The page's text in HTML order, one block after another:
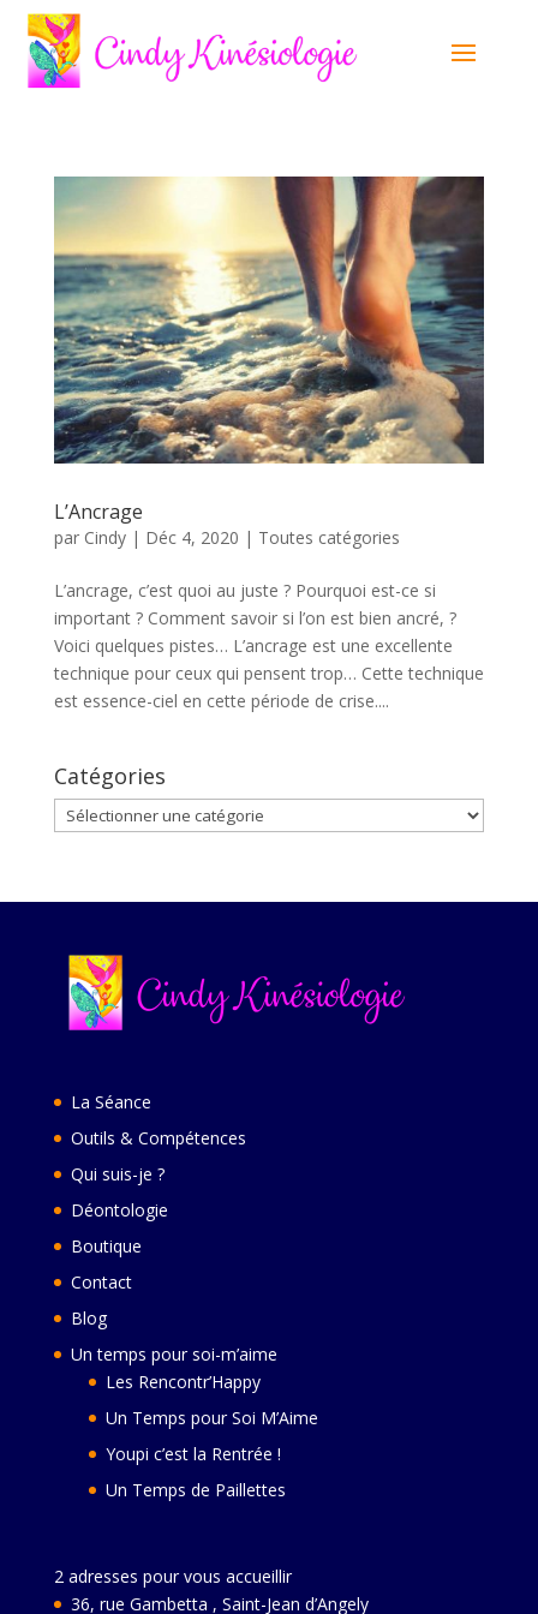
L’Ancrage
par Cindy| Déc 4, 2020 | Toutes catégories
L’ancrage, c’est quoi au juste ? Pourquoi est-ce si
important ? Comment savoir si l’on est bien ancré, ?
Voici quelques pistes… L’ancrage est une excellente
technique pour ceux qui pensent trop… Cette technique
est essence-ciel en cette période de crise....
Catégories
Catégories
La Séance
Outils & Compétences
Qui suis-je ?
Déontologie
Boutique
Contact
Blog
Un temps pour soi-m’aime
Les Rencontr’Happy
Un Temps pour Soi M’Aime
Youpi c’est la Rentrée !
Un Temps de Paillettes
2 adresses pour vous accueillir
36, rue Gambetta , Saint-Jean d’Angely